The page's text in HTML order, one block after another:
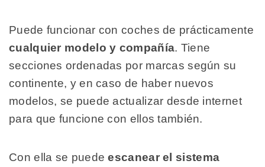
Puede funcionar con coches de prácticamente
cualquier modelo y compañía. Tiene
secciones ordenadas por marcas según su
continente, y en caso de haber nuevos
modelos, se puede actualizar desde internet
para que funcione con ellos también.
Con ella se puedeescanear el sistema